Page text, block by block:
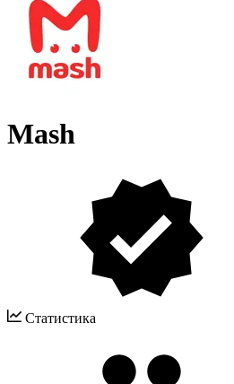
Mash
Статистика